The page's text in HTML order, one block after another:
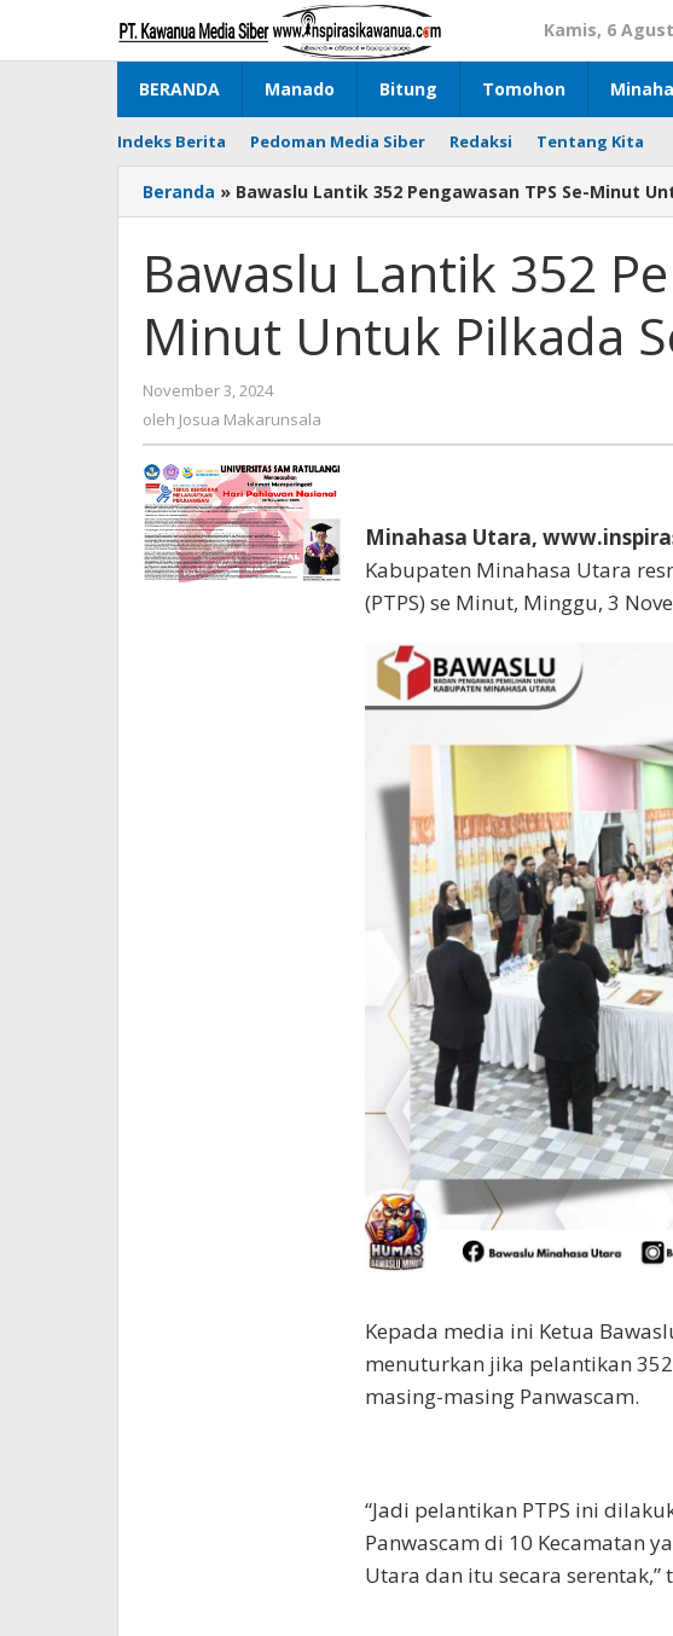
konten
Kamis, 6
BERANDA Manado Bitung Tomohon
Indeks Berita Pedoman Media Siber Redaksi Tentang Kita
Beranda » Bawaslu Lantik 352 Pengawasan TPS Se-Minut
Bawaslu Lantik 352
Minut Untuk Pilkada
November 3, 2024
Josua
oleh Josua Makarunsala
Minahasa Utara,
Kabupaten Minahasa Utara
(PTPS) se Minut, Minggu, 3
Kepada media ini Ketua
menuturkan jika pelantikan
masing-masing Panwascam.
“Jadi pelantikan PTPS ini
Panwascam di 10 Kecamatan
Utara dan itu secara serentak,”